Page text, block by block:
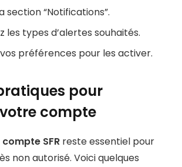
section “Notifications”.
les types d’alertes souhaités.
préférences pour les activer.
pour
compte
compte SFR reste essentiel pour
non autorisé. Voici quelques